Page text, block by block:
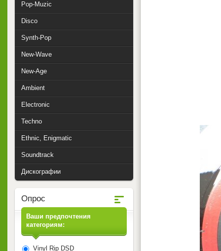
Pop-Muzic
Disco
Synth-Pop
New-Wave
New-Age
Ambient
Electronic
Techno
Ethnic, Enigmatic
Soundtrack
Дискографии
Опрос
Ваши предпочтения
категориям:
Vinyl Rip DSD